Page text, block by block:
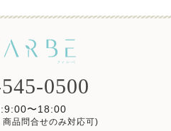
0500
〜18:00
品問合せのみ対応可)